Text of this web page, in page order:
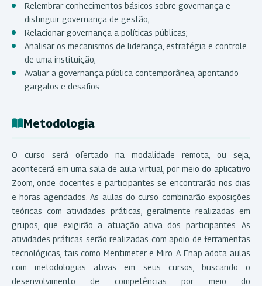
Relembrar conhecimentos básicos sobre governança e
distinguir governança de gestão;
Relacionar governança a políticas públicas;
Analisar os mecanismos de liderança, estratégia e controle
de uma instituição;
Avaliar a governança pública contemporânea, apontando
gargalos e desafios.
Metodologia
O curso será ofertado na modalidade remota, ou seja,
acontecerá em uma sala de aula virtual, por meio do aplicativo
Zoom, onde docentes e participantes se encontrarão nos dias
e horas agendados. As aulas do curso combinarão exposições
teóricas com atividades práticas, geralmente realizadas em
grupos, que exigirão a atuação ativa dos participantes. As
atividades práticas serão realizadas com apoio de ferramentas
tecnológicas, tais como Mentimeter e Miro. A Enap adota aulas
com metodologias ativas em seus cursos, buscando o
desenvolvimento de competências por meio do